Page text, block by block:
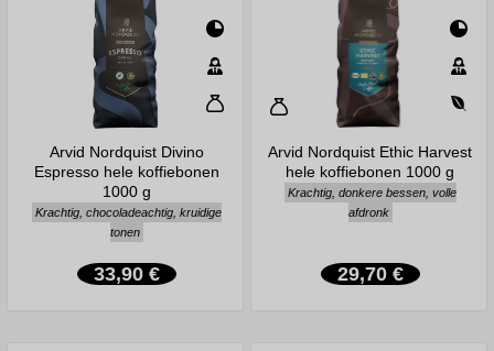
Arvid Nordquist Divino
Espresso hele koffiebonen
1000 g
Krachtig, chocoladeachtig, kruidige
tonen
33,90 €
Arvid Nordquist Ethic Harvest
hele koffiebonen 1000 g
Krachtig, donkere bessen, volle
afdronk
29,70 €